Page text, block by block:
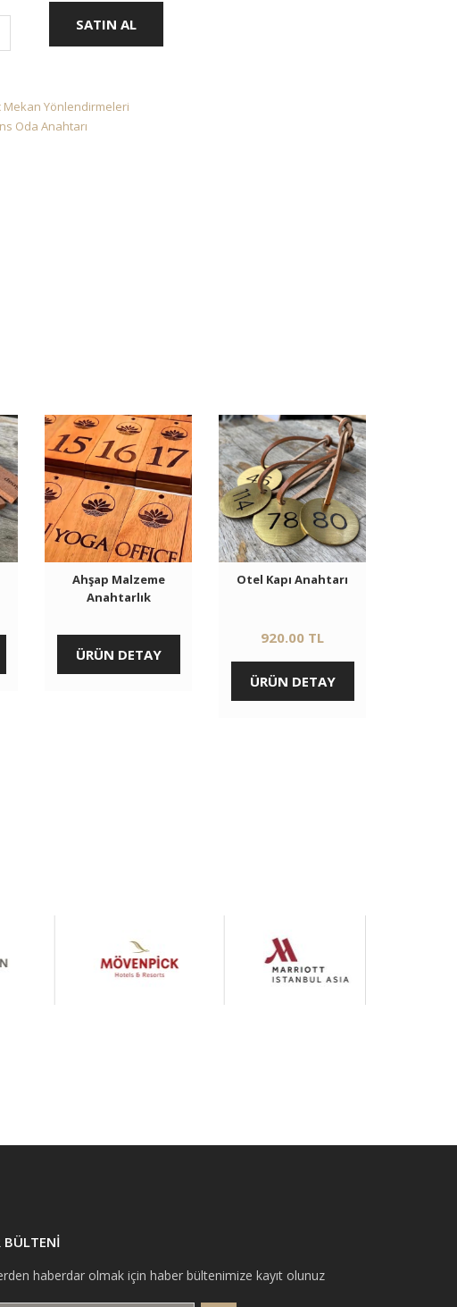
SATIN AL
Mekan Yönlendirmeleri
Oda Anahtarı
Ahşap Malzeme
Anahtarlık
ÜRÜN DETAY
Otel Kapı Anahtarı
920.00 TL
ÜRÜN DETAY
BÜLTENİ
haberdar olmak için haber bültenimize kayıt olunuz